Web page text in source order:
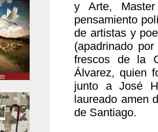
y Arte,
pensamiento
de artistas y
(apadrinado
frescos de la
Álvarez, quien
junto a José
laureado amen
de Santiago.